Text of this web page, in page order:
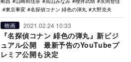
東京事変
名探偵コナン 緋色の弾丸 大野克夫
映画 2021.02.24 10:33
『名探偵コナン 緋色の弾丸』新ビジ
ュアル公開 最新予告のYouTubeプ
レミア公開も決定